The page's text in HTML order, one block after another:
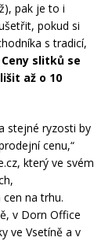
pak je to i
pokud si
s tradicí,
Ceny slitků se
až o 10
stejné ryzosti by
cenu,“
který ve svém
na trhu.
v Dorn Office
ve Vsetíně a v